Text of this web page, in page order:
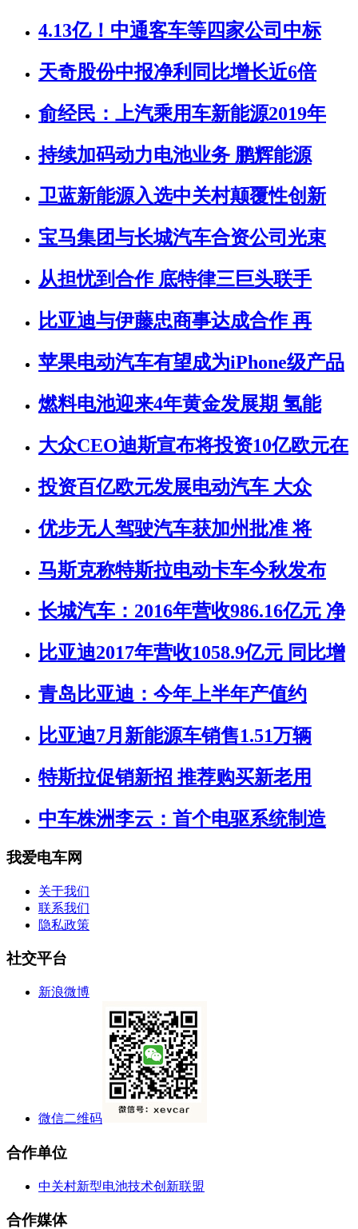
4.13亿！中通客车等四家公司中标
天奇股份中报净利同比增长近6倍
俞经民：上汽乘用车新能源2019年
持续加码动力电池业务 鹏辉能源
卫蓝新能源入选中关村颠覆性创新
宝马集团与长城汽车合资公司光束
从担忧到合作 底特律三巨头联手
比亚迪与伊藤忠商事达成合作 再
苹果电动汽车有望成为iPhone级产品
燃料电池迎来4年黄金发展期 氢能
大众CEO迪斯宣布将投资10亿欧元在
投资百亿欧元发展电动汽车 大众
优步无人驾驶汽车获加州批准 将
马斯克称特斯拉电动卡车今秋发布
长城汽车：2016年营收986.16亿元 净
比亚迪2017年营收1058.9亿元 同比增
青岛比亚迪：今年上半年产值约
比亚迪7月新能源车销售1.51万辆
特斯拉促销新招 推荐购买新老用
中车株洲李云：首个电驱系统制造
我爱电车网
关于我们
联系我们
隐私政策
社交平台
新浪微博
微信二维码
合作单位
中关村新型电池技术创新联盟
合作媒体